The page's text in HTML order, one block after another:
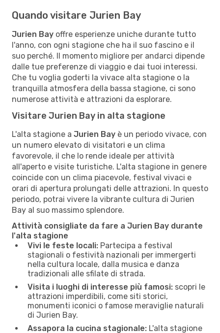
Quando visitare Jurien Bay
Jurien Bay offre esperienze uniche durante tutto
l'anno, con ogni stagione che ha il suo fascino e il
suo perché. Il momento migliore per andarci dipende
dalle tue preferenze di viaggio e dai tuoi interessi.
Che tu voglia goderti la vivace alta stagione o la
tranquilla atmosfera della bassa stagione, ci sono
numerose attività e attrazioni da esplorare.
Visitare Jurien Bay in alta stagione
L'alta stagione a Jurien Bay è un periodo vivace, con
un numero elevato di visitatori e un clima
favorevole, il che lo rende ideale per attività
all'aperto e visite turistiche. L'alta stagione in genere
coincide con un clima piacevole, festival vivaci e
orari di apertura prolungati delle attrazioni. In questo
periodo, potrai vivere la vibrante cultura di Jurien
Bay al suo massimo splendore.
Attività consigliate da fare a Jurien Bay durante
l'alta stagione
Vivi le feste locali: Partecipa a festival
stagionali o festività nazionali per immergerti
nella cultura locale, dalla musica e danza
tradizionali alle sfilate di strada.
Visita i luoghi di interesse più famosi: scopri le
attrazioni imperdibili, come siti storici,
monumenti iconici o famose meraviglie naturali
di Jurien Bay.
Assapora la cucina stagionale: L'alta stagione